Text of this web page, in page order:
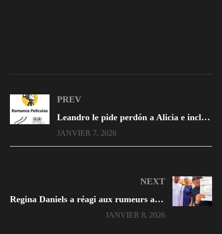
PREV
Leandro le pide perdón a Alicia e incluso lleva a Leticia para que asuma la culpa
JANVIER 7, 2026
NEXT
Regina Daniels a réagi aux rumeurs après que son test de dépistage de drogues s’est révélé négatif.
JANVIER 8, 2026